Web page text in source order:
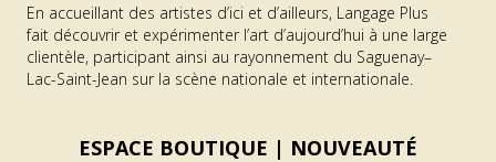
En accueillant des artistes d’ici et d’ailleurs, Langage Plus
fait découvrir et expérimenter l’art d’aujourd’hui à une large
clientèle, participant ainsi au rayonnement du Saguenay–
Lac-Saint-Jean sur la scène nationale et internationale.
ESPACE BOUTIQUE | NOUVEAUTÉ